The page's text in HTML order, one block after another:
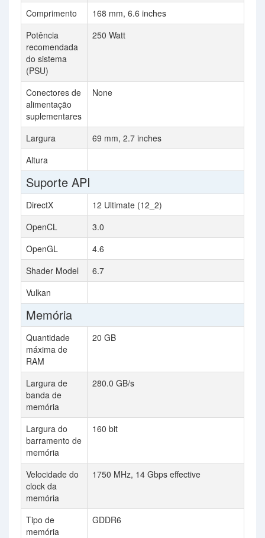
Comprimento 168 mm, 6.6 inches
Potência
recomendada
do sistema
(PSU)
250 Watt
Conectores de
alimentação
suplementares
None
Largura 69 mm, 2.7 inches
Altura
Suporte API
DirectX 12 Ultimate (12_2)
OpenCL
3.0
OpenGL
4.6
Shader Model
6.7
Vulkan
Memória
Quantidade
máxima de
RAM
20 GB
Largura de
banda de
memória
280.0 GB/s
Largura do
barramento de
memória
160 bit
Velocidade do
clock da
memória
1750 MHz, 14 Gbps effective
Tipo de
memória
GDDR6